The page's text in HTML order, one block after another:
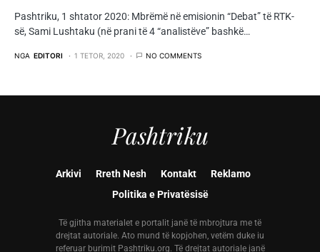
Pashtriku, 1 shtator 2020: Mbrëmë në emisionin “Debat” të RTK-
së, Sami Lushtaku (në prani të 4 “analistëve” bashkë…
NGA EDITORI 1 TETOR, 2020 NO COMMENTS
Pashtriku
Arkivi Rreth Nesh Kontakt
Reklamo
Politika e Privatësisë
Të gjitha materialet e portalit janë të mbrojtura me të
drejtat autoriale. Ato mund të kopjohen, vetëm duke iu
referuar burimit Pashtriku.org. Të drejtat autoriale janë